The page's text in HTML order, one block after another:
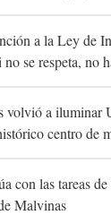
a la Ley de
se respeta, no
volvió a iluminar
centro de
con las tareas
Malvinas